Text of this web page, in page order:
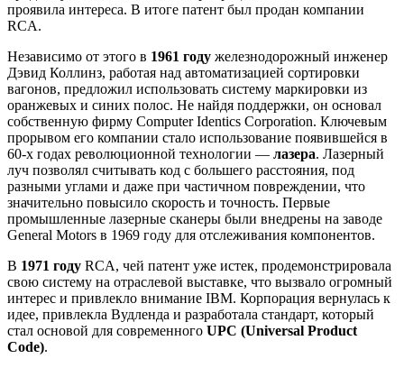
проявила интереса. В итоге патент был продан компании
RCA.
Независимо от этого в 1961 году железнодорожный инженер
Дэвид Коллинз, работая над автоматизацией сортировки
вагонов, предложил использовать систему маркировки из
оранжевых и синих полос. Не найдя поддержки, он основал
собственную фирму Computer Identics Corporation. Ключевым
прорывом его компании стало использование появившейся в
60-х годах революционной технологии — лазера. Лазерный
луч позволял считывать код с большего расстояния, под
разными углами и даже при частичном повреждении, что
значительно повысило скорость и точность. Первые
промышленные лазерные сканеры были внедрены на заводе
General Motors в 1969 году для отслеживания компонентов.
В 1971 году RCA, чей патент уже истек, продемонстрировала
свою систему на отраслевой выставке, что вызвало огромный
интерес и привлекло внимание IBM. Корпорация вернулась к
идее, привлекла Вудленда и разработала стандарт, который
стал основой для современного UPC (Universal Product
Code).